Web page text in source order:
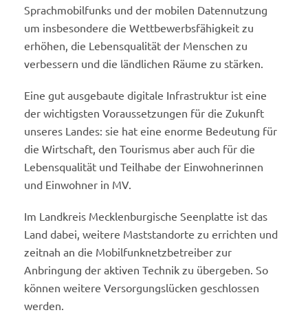
Sprachmobilfunks und der mobilen Datennutzung
um insbesondere die Wettbewerbsfähigkeit zu
erhöhen, die Lebensqualität der Menschen zu
verbessern und die ländlichen Räume zu stärken.
Eine gut ausgebaute digitale Infrastruktur ist eine
der wichtigsten Voraussetzungen für die Zukunft
unseres Landes: sie hat eine enorme Bedeutung für
die Wirtschaft, den Tourismus aber auch für die
Lebensqualität und Teilhabe der Einwohnerinnen
und Einwohner in MV.
Im Landkreis Mecklenburgische Seenplatte ist das
Land dabei, weitere Maststandorte zu errichten und
zeitnah an die Mobilfunknetzbetreiber zur
Anbringung der aktiven Technik zu übergeben. So
können weitere Versorgungslü­cken geschlossen
werden.